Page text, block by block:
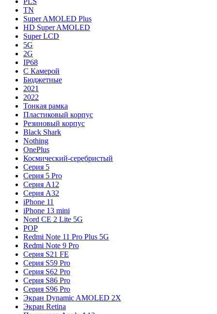
TN
Super AMOLED Plus
HD Super AMOLED
Super LCD
5G
2G
IP68
С Камерой
Бюджетные
2021
2022
Тонкая рамка
Пластиковый корпус
Резиновый корпус
Black Shark
Nothing
OnePlus
Космический-серебристый
Серия 5
Серия 5 Pro
Серия A12
Серия A32
iPhone 11
iPhone 13 mini
Nord CE 2 Lite 5G
POP
Redmi Note 11 Pro Plus 5G
Redmi Note 9 Pro
Серия S21 FE
Серия S59 Pro
Серия S62 Pro
Серия S86 Pro
Серия S96 Pro
Экран Dynamic AMOLED 2X
Экран Retina